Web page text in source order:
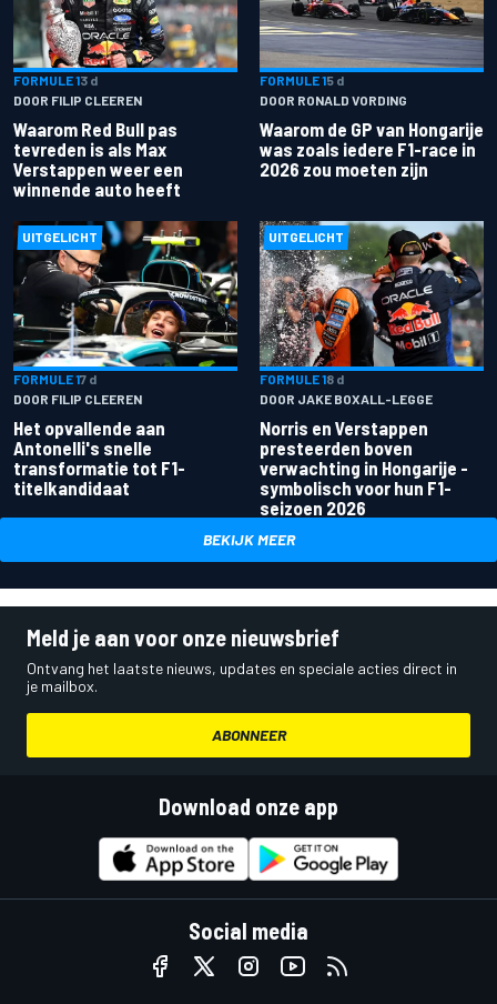
FORMULE 13 d
DOOR FILIP CLEEREN
Waarom Red Bull pas
tevreden is als Max
Verstappen weer een
winnende auto heeft
FORMULE 15 d
DOOR RONALD VORDING
Waarom de GP van Hongarije
was zoals iedere F1-race in
2026 zou moeten zijn
UITGELICHT
FORMULE 17 d
DOOR FILIP CLEEREN
Het opvallende aan
Antonelli's snelle
transformatie tot F1-
titelkandidaat
UITGELICHT
FORMULE 18 d
DOOR JAKE BOXALL-LEGGE
Norris en Verstappen
presteerden boven
verwachting in Hongarije -
symbolisch voor hun F1-
seizoen 2026
BEKIJK MEER
Meld je aan voor onze nieuwsbrief
Ontvang het laatste nieuws, updates en speciale acties direct in
je mailbox.
ABONNEER
Download onze app
Social media